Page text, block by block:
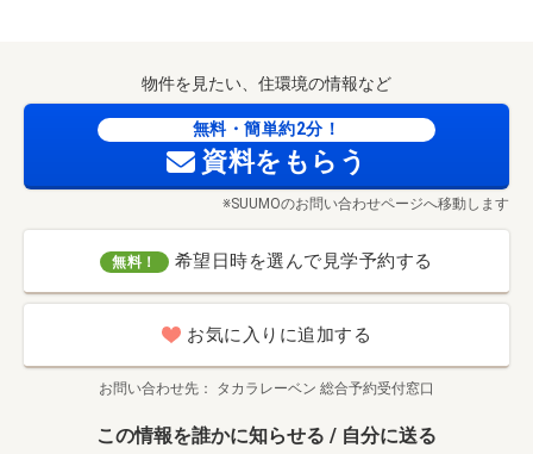
物件を見たい、住環境の情報など
無料・簡単約2分！
資料をもらう
※SUUMOのお問い合わせページへ移動します
無料！ 希望日時を選んで見学予約する
お気に入りに追加する
お問い合わせ先 タカラレーベン 総合予約受付窓口
この情報を誰かに知らせる / 自分に送る